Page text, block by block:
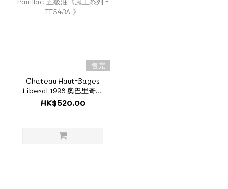
售完
Chateau Haut-Bages
Liberal 1998 奧巴里奇城
堡 Pauillac 五級莊《風土
系列 - TF543A 》
HK$520.00